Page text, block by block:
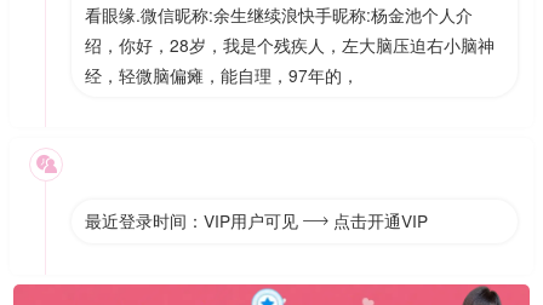
看眼缘.微信昵称:余生继续浪快手昵称:杨金池个人介
绍，你好，28岁，我是个残疾人，左大脑压迫右小脑神
经，轻微脑偏瘫，能自理，97年的，

最近登录时间：VIP用户可见  点击开通VIP